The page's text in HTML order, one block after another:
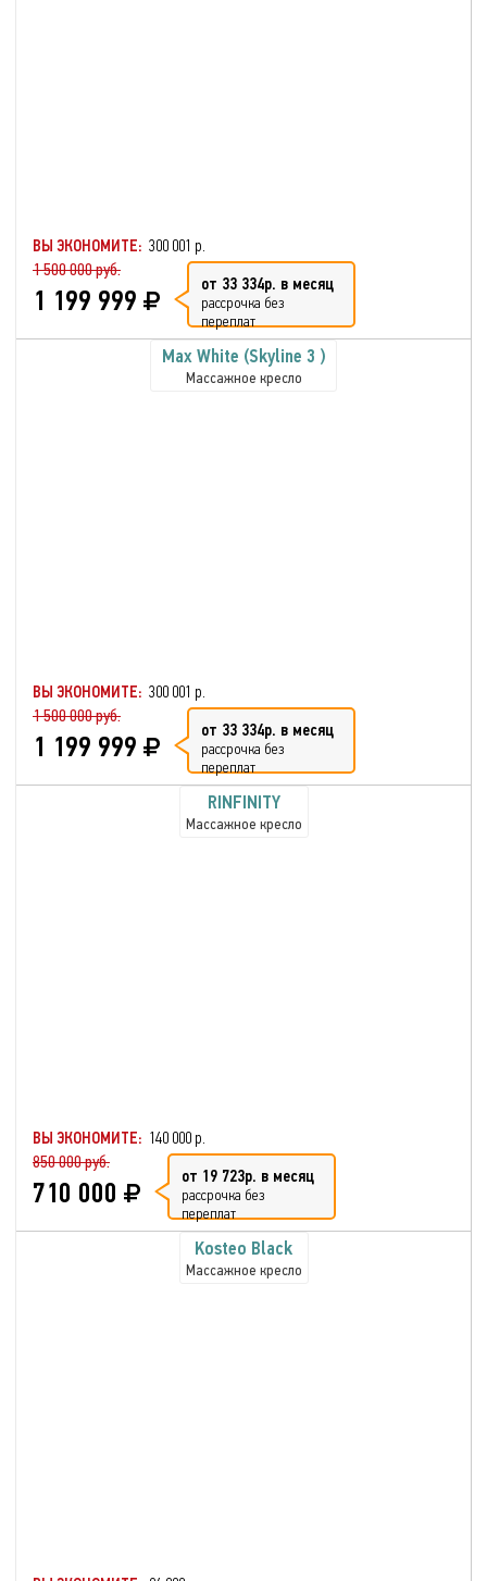
ВЫ ЭКОНОМИТЕ: 300 001 р.
1 500 000 руб.
1 199 999 от 33 334р. в месяц
рассрочка без
переплат
Max White (Skyline 3 )
Массажное кресло
ВЫ ЭКОНОМИТЕ: 300 001 р.
1 500 000 руб.
1 199 999 от 33 334р. в месяц
рассрочка без
переплат
RINFINITY
Массажное кресло
ВЫ ЭКОНОМИТЕ: 140 000 р.
850 000 руб.
710 000 от 19 723р. в месяц
рассрочка без
переплат
Kosteo Black
Массажное кресло